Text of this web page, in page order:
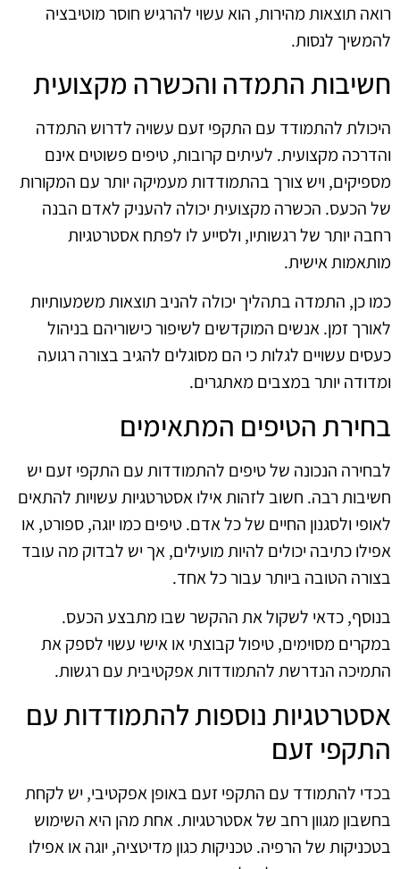
רואה תוצאות מהירות, הוא עשוי להרגיש חוסר מוטיבציה
להמשיך לנסות.
חשיבות התמדה והכשרה מקצועית
היכולת להתמודד עם התקפי זעם עשויה לדרוש התמדה
והדרכה מקצועית. לעיתים קרובות, טיפים פשוטים אינם
מספיקים, ויש צורך בהתמודדות מעמיקה יותר עם המקורות
של הכעס. הכשרה מקצועית יכולה להעניק לאדם הבנה
רחבה יותר של רגשותיו, ולסייע לו לפתח אסטרטגיות
מותאמות אישית.
כמו כן, התמדה בתהליך יכולה להניב תוצאות משמעותיות
לאורך זמן. אנשים המוקדשים לשיפור כישוריהם בניהול
כעסים עשויים לגלות כי הם מסוגלים להגיב בצורה רגועה
ומדודה יותר במצבים מאתגרים.
בחירת הטיפים המתאימים
לבחירה הנכונה של טיפים להתמודדות עם התקפי זעם יש
חשיבות רבה. חשוב לזהות אילו אסטרטגיות עשויות להתאים
לאופי ולסגנון החיים של כל אדם. טיפים כמו יוגה, ספורט, או
אפילו כתיבה יכולים להיות מועילים, אך יש לבדוק מה עובד
בצורה הטובה ביותר עבור כל אחד.
בנוסף, כדאי לשקול את ההקשר שבו מתבצע הכעס.
במקרים מסוימים, טיפול קבוצתי או אישי עשוי לספק את
התמיכה הנדרשת להתמודדות אפקטיבית עם רגשות.
אסטרטגיות נוספות להתמודדות עם
התקפי זעם
בכדי להתמודד עם התקפי זעם באופן אפקטיבי, יש לקחת
בחשבון מגוון רחב של אסטרטגיות. אחת מהן היא השימוש
בטכניקות של הרפיה. טכניקות כגון מדיטציה, יוגה או אפילו